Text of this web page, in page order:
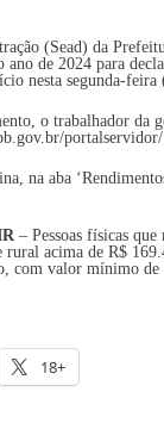
(Sead) da
ano de 2024 para
nesta segunda-feira
o trabalhador da
na aba
– Pessoas físicas
acima de R$
com valor mínimo
18+